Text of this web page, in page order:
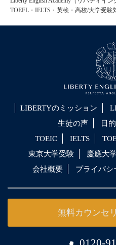
TOEFL・IELTS・英検・高校/大学受験
LIBERTYのミッション
生徒の声
目
TOEIC
IELTS
東京大学受験
慶應大
会社概要
プライバシ
無料カウンセ